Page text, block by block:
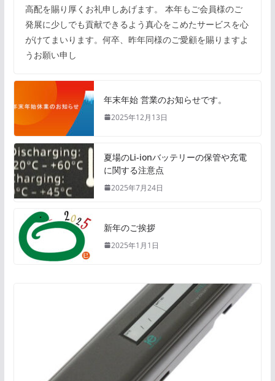
高配を賜り厚くお礼申しあげます。 本年もご会員様のご
発展に少しでも貢献できるよう真心をこめたサービスを心
がけてまいります。何卒、昨年同様のご愛顧を賜りますよ
うお願い申し
年末年始 営業のお知らせです。
2025年12月13日
夏場のLi-ionバッテリーの保管や充電
に関する注意点
2025年7月24日
新年のご挨拶
2025年1月1日